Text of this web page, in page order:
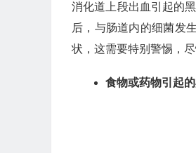
消化道上段出血引起的
后，与肠道内的细菌发
状，这需要特别警惕，尽
食物或药物引起